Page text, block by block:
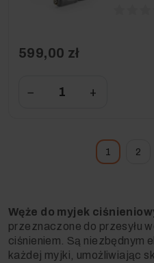
599,00 zł
− +
1 2
Węże do myjek
przeznaczone do przesyłu
ciśnieniem. Są niezbędnym
każdej myjki, umożliwiając